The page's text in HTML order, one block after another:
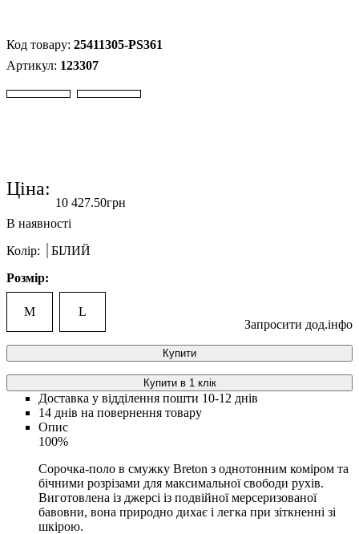
25411305-PS361
123307
Ціна:
10 427.50грн
Колір:
БІЛИЙ
Розмір:
M
L
Запросити дод.інфо
Купити
Купити в 1 клік
Доставка у відділення пошти 10-12 днів
14 днів на повернення товару
Опис
100%
Сорочка-поло в смужку Breton з однотонним коміром та
бічними розрізами для максимальної свободи рухів.
Виготовлена ​​із джерсі із подвійної мерсеризованої
бавовни, вона природно дихає і легка при зіткненні зі
шкірою.